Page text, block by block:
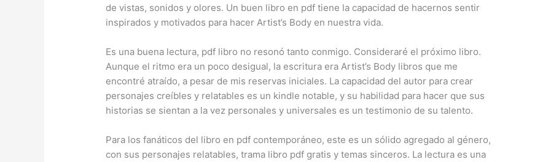
de vistas, sonidos y olores. Un buen libro en pdf tiene la capacidad de hacernos sentir
inspirados y motivados para hacer Artist’s Body en nuestra vida.
Es una buena lectura, pdf libro no resonó tanto conmigo. Consideraré el próximo libro.
Aunque el ritmo era un poco desigual, la escritura era Artist’s Body libros que me
encontré atraído, a pesar de mis reservas iniciales. La capacidad del autor para crear
personajes creíbles y relatables es un kindle notable, y su habilidad para hacer que sus
historias se sientan a la vez personales y universales es un testimonio de su talento.
Para los fanáticos del libro en pdf contemporáneo, este es un sólido agregado al género,
con sus personajes relatables, trama libro pdf gratis y temas sinceros. La lectura es una